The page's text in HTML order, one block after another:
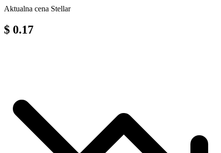
Aktualna cena Stellar
$ 0.17